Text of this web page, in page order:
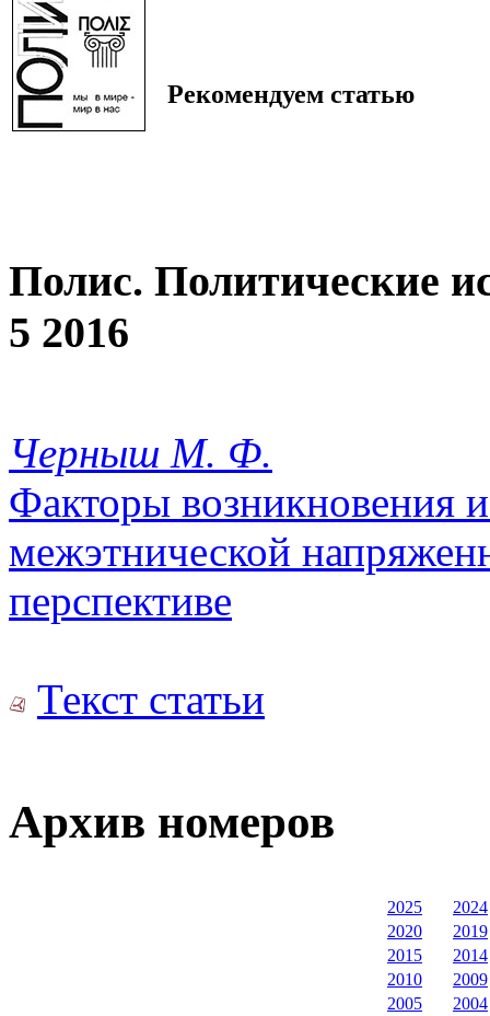
Рекомендуем статью
Полис. Политические
5 2016
Черныш М. Ф.
Факторы возникновения
межэтнической
перспективе
Текст статьи
Архив номеров
2025
2024
2020
2019
2015
2014
2010
2009
2005
2004